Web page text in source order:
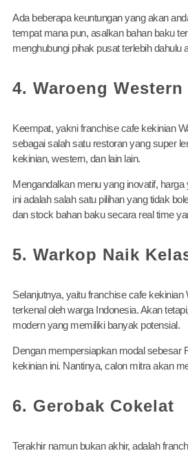
Ada beberapa keuntungan yang akan
tempat mana pun, asalkan bahan baku
menghubungi pihak pusat terlebih dahulu
4. Waroeng Western
Keempat, yakni franchise cafe kekinian
sebagai salah satu restoran yang super
kekinian, western, dan lain lain.
Mengandalkan menu yang inovatif,
ini adalah salah satu pilihan yang tidak
dan stock bahan baku secara real time
5. Warkop Naik
Selanjutnya, yaitu franchise cafe
terkenal oleh warga Indonesia. Akan
modern yang memiliki banyak potensial.
Dengan mempersiapkan modal sebesar
kekinian ini. Nantinya, calon mitra akan
6. Gerobak Cokelat
Terakhir namun bukan akhir, adalah